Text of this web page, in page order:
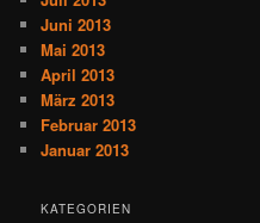
Juni 2013
Mai 2013
April 2013
März 2013
Februar 2013
Januar 2013
KATEGORIEN